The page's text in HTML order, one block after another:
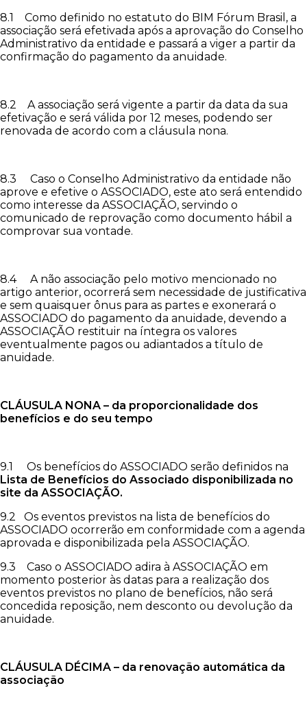
8.1 Como definido no estatuto do BIM Fórum Brasil, a
associação será efetivada após a aprovação do Conselho
Administrativo da entidade e passará a viger a partir da
confirmação do pagamento da anuidade.
8.2 A associação será vigente a partir da data da sua
efetivação e será válida por 12 meses, podendo ser
renovada de acordo com a cláusula nona.
8.3 Caso o Conselho Administrativo da entidade não
aprove e efetive o ASSOCIADO, este ato será entendido
como interesse da ASSOCIAÇÃO, servindo o
comunicado de reprovação como documento hábil a
comprovar sua vontade.
8.4 A não associação pelo motivo mencionado no
artigo anterior, ocorrerá sem necessidade de justificativa
e sem quaisquer ônus para as partes e exonerará o
ASSOCIADO do pagamento da anuidade, devendo a
ASSOCIAÇÃO restituir na íntegra os valores
eventualmente pagos ou adiantados a título de
anuidade.
CLÁUSULA NONA – da proporcionalidade dos
benefícios e do seu tempo
9.1 Os benefícios do ASSOCIADO serão definidos na
Lista de Benefícios do Associado disponibilizada no
site da ASSOCIAÇÃO.
9.2 Os eventos previstos na lista de benefícios do
ASSOCIADO ocorrerão em conformidade com a agenda
aprovada e disponibilizada pela ASSOCIAÇÃO.
9.3 Caso o ASSOCIADO adira à ASSOCIAÇÃO em
momento posterior às datas para a realização dos
eventos previstos no plano de benefícios, não será
concedida reposição, nem desconto ou devolução da
anuidade.
CLÁUSULA DÉCIMA – da renovação automática da
associação